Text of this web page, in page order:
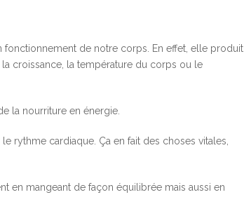
de notre corps. En effet, elle produit
croissance, la température du corps ou le
la nourriture en énergie.
rythme cardiaque. Ça en fait des choses vitales,
en mangeant de façon équilibrée mais aussi en